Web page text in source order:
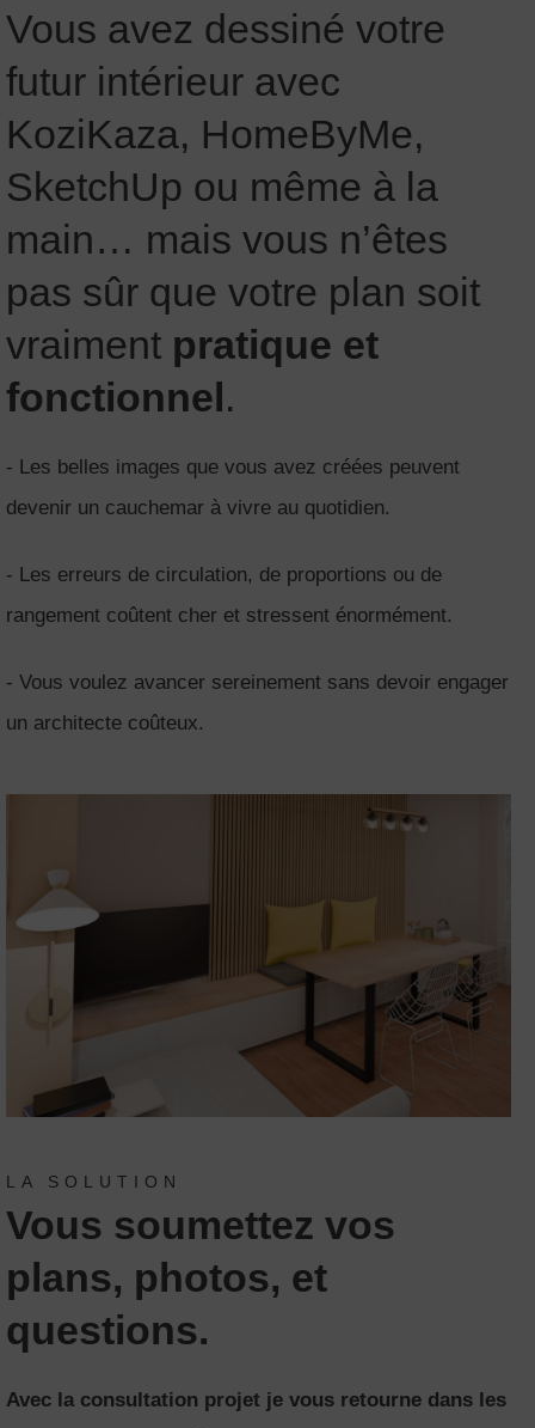
Vous avez dessiné votre
futur intérieur avec
KoziKaza, HomeByMe,
SketchUp ou même à la
main… mais vous n’êtes
pas sûr que votre plan soit
vraiment pratique et
fonctionnel.
- Les belles images que vous avez créées peuvent
devenir un cauchemar à vivre au quotidien.
- Les erreurs de circulation, de proportions ou de
rangement coûtent cher et stressent énormément.
- Vous voulez avancer sereinement sans devoir engager
un architecte coûteux.
LA SOLUTION
Vous soumettez vos
plans, photos, et
questions.
Avec la consultation projet je vous retourne dans les